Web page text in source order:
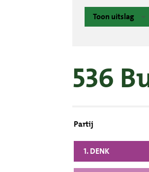
Toon uitslag
536
Partij
1. DENK